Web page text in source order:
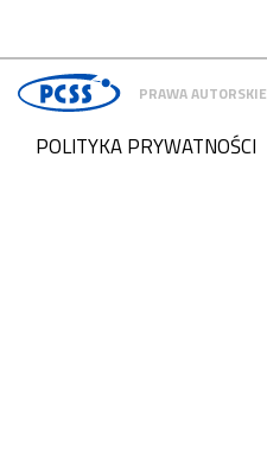
PRAWA AUTORSKIE
POLITYKA PRYWATNOŚCI